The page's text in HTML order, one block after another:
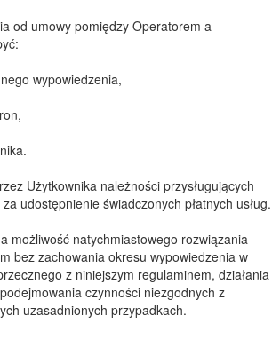
od umowy pomiędzy Operatorem a
wypowiedzenia,
Użytkownika należności przysługujących
udostępnienie świadczonych płatnych usług.
możliwość natychmiastowego rozwiązania
bez zachowania okresu wypowiedzenia w
z niniejszym regulaminem, działania
czynności niezgodnych z
uzasadnionych przypadkach.